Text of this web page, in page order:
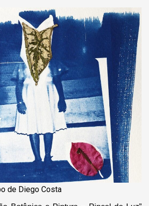
de Diego Costa